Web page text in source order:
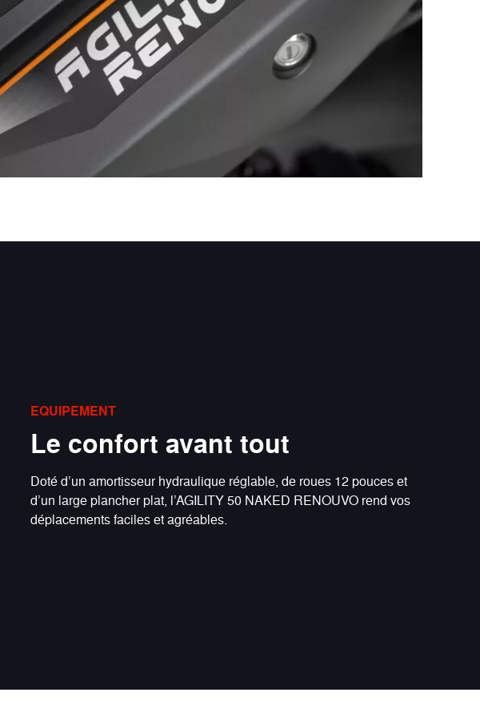
EQUIPEMENT
Le confort avant tout
Doté d’un amortisseur hydraulique réglable, de roues 12 pouces et
d’un large plancher plat, l’AGILITY 50 NAKED RENOUVO rend vos
déplacements faciles et agréables.